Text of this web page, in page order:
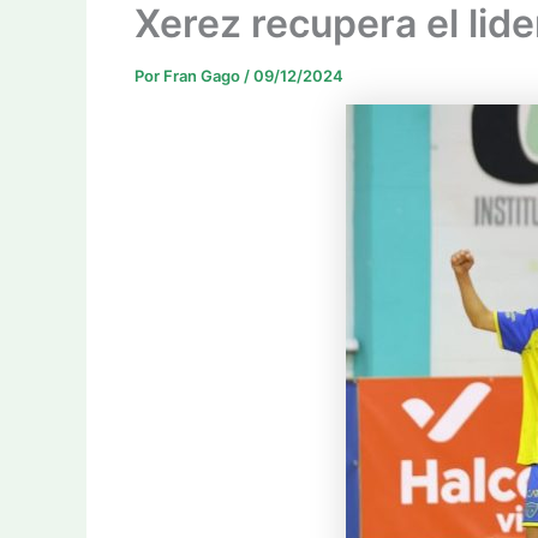
Xerez recupera el
Por Fran Gago /09/12/2024